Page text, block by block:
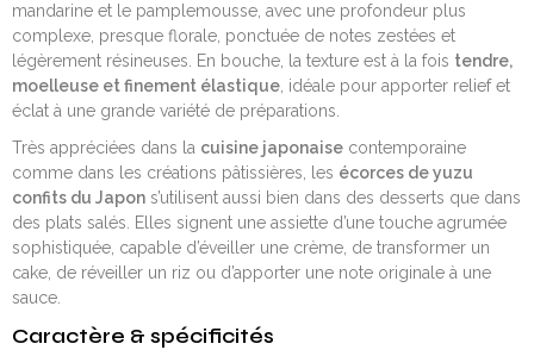
mandarine et le pamplemousse, avec une profondeur plus
complexe, presque florale, ponctuée de notes zestées et
légèrement résineuses. En bouche, la texture est à la fois tendre,
moelleuse et finement élastique , idéale pour apporter relief et
éclat à une grande variété de préparations.
Très appréciées dans la cuisine japonaise contemporaine
comme dans les créations pâtissières, les écorces de yuzu
confits du Japon s’utilisent aussi bien dans des desserts que dans
des plats salés. Elles signent une assiette d’une touche agrumée
sophistiquée, capable d’éveiller une crème, de transformer un
cake, de réveiller un riz ou d’apporter une note originale à une
sauce.
Caractère & spécificités